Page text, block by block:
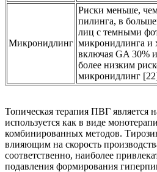
Микронидлинг
Риски меньше,
пилинга, в
лиц с темными
микронидлинга и
включая GA 30%
более низким
микронидлинг
Топическая терапия ПВГ является
используется как в виде
комбинированных методов.
влияющим на скорость
соответственно, наиболее
подавления формирования